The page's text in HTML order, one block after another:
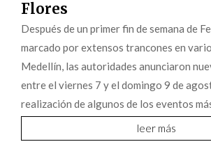
Flores
Después de un primer fin de semana de
marcado por extensos trancones en
Medellín, las autoridades anunciaron
entre el viernes 7 y el domingo 9 de
realización de algunos de los eventos
leer más